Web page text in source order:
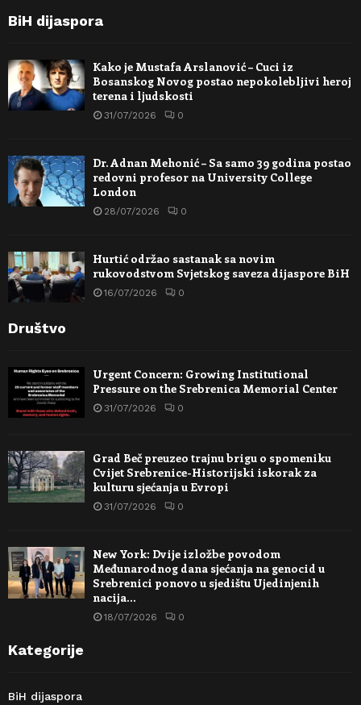
BiH dijaspora
Kako je Mustafa Arslanović – Cuci iz
Bosanskog Novog postao nepokolebljivi heroj
terena i ljudskosti
31/07/2026 0
Dr. Adnan Mehonić – Sa samo 39 godina postao
redovni profesor na University College
London
28/07/2026 0
Hurtić održao sastanak sa novim
rukovodstvom Svjetskog saveza dijaspore BiH
16/07/2026 0
Društvo
Urgent Concern: Growing Institutional
Pressure on the Srebrenica Memorial Center
31/07/2026 0
Grad Beč preuzeo trajnu brigu o spomeniku
Cvijet Srebrenice-Historijski iskorak za
kulturu sjećanja u Evropi
31/07/2026 0
New York: Dvije izložbe povodom
Međunarodnog dana sjećanja na genocid u
Srebrenici ponovo u sjedištu Ujedinjenih
nacija…
18/07/2026 0
Kategorije
BiH dijaspora